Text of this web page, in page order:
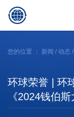
您的位置 ： 新闻 / 动态
环球荣誉 | 环
《2024钱伯